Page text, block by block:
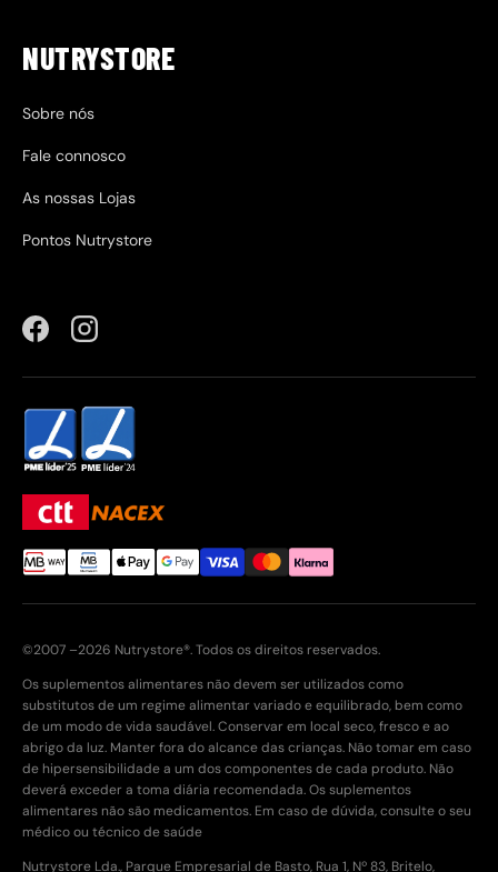
NUTRYSTORE
Sobre nós
Fale connosco
As nossas Lojas
Pontos Nutrystore
FacebookInstagram
©2007 –2026 Nutrystore®. Todos os direitos reservados.
Os suplementos alimentares não devem ser utilizados como
substitutos de um regime alimentar variado e equilibrado, bem como
de um modo de vida saudável. Conservar em local seco, fresco e ao
abrigo da luz. Manter fora do alcance das crianças. Não tomar em caso
de hipersensibilidade a um dos componentes de cada produto. Não
deverá exceder a toma diária recomendada. Os suplementos
alimentares não são medicamentos. Em caso de dúvida, consulte o seu
médico ou técnico de saúde
Nutrystore Lda., Parque Empresarial de Basto, Rua 1, Nº 83, Britelo,